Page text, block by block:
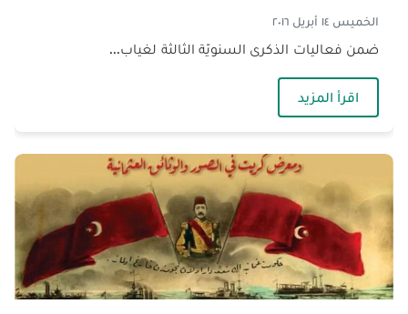
الخميس ١٤ أبريل ٢٠١٦
ضمن فعاليات الذكرى السنويّة الثالثة لغياب...
اقرأ المزيد